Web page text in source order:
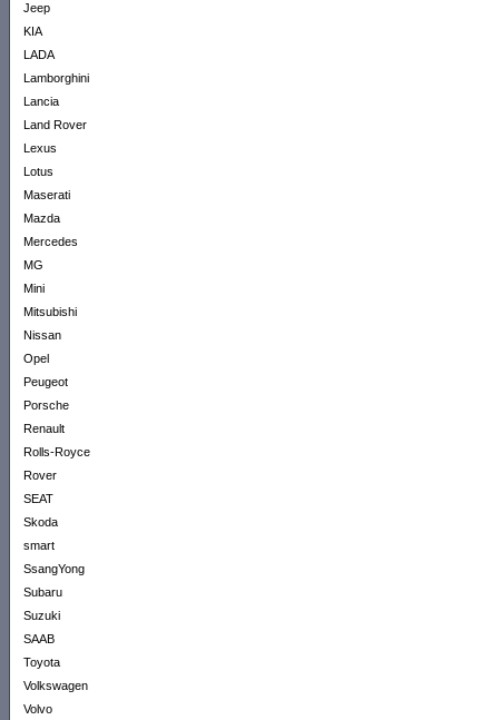
Jeep
KIA
LADA
Lamborghini
Lancia
Land Rover
Lexus
Lotus
Maserati
Mazda
Mercedes
MG
Mini
Mitsubishi
Nissan
Opel
Peugeot
Porsche
Renault
Rolls-Royce
Rover
SEAT
Skoda
smart
SsangYong
Subaru
Suzuki
SAAB
Toyota
Volkswagen
Volvo